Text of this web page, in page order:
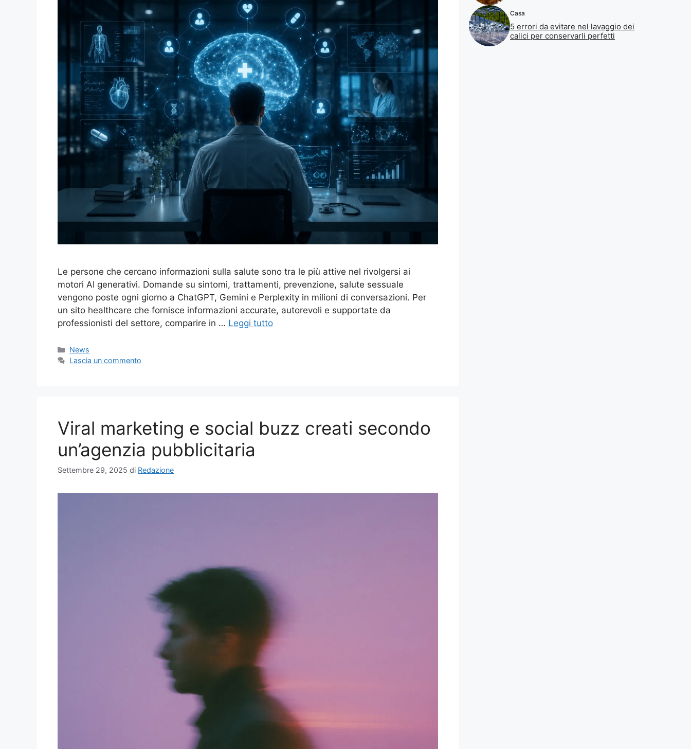
Le persone che cercano informazioni sulla salute sono tra le più attive nel rivolgersi ai
motori AI generativi. Domande su sintomi, trattamenti, prevenzione, salute sessuale
vengono poste ogni giorno a ChatGPT, Gemini e Perplexity in milioni di conversazioni. Per
un sito healthcare che fornisce informazioni accurate, autorevoli e supportate da
professionisti del settore, comparire in … Leggi tutto
Categorie
News
Lascia un commento
Viral marketing e social buzz creati secondo
un’agenzia pubblicitaria
Settembre 29, 2025 di Redazione
Casa
5 errori da evitare nel lavaggio dei
calici per conservarli perfetti